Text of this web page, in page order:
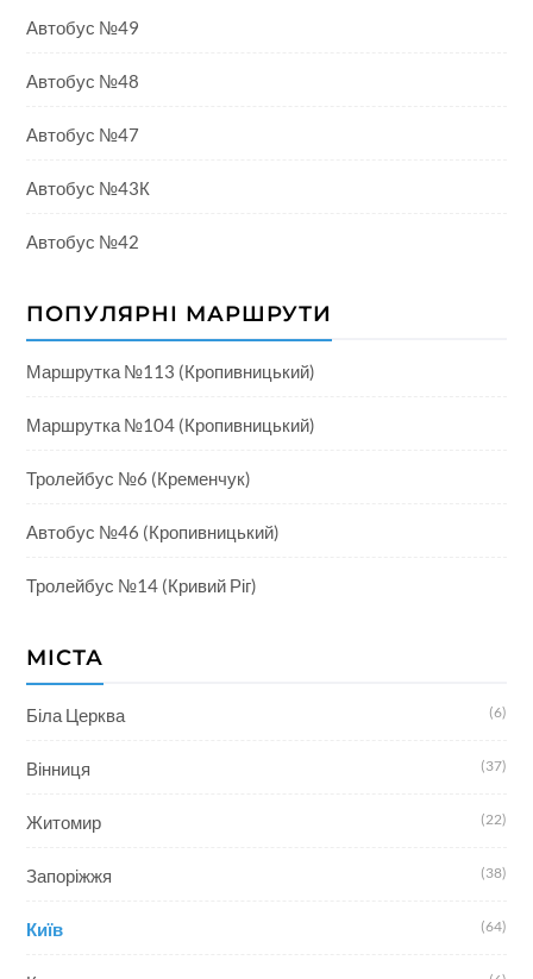
Автобус №49
Автобус №48
Автобус №47
Автобус №43К
Автобус №42
ПОПУЛЯРНІ МАРШРУТИ
Маршрутка №113 (Кропивницький)
Маршрутка №104 (Кропивницький)
Тролейбус №6 (Кременчук)
Автобус №46 (Кропивницький)
Тролейбус №14 (Кривий Ріг)
МІСТА
Біла Церква (6)
Вінниця (37)
Житомир (22)
Запоріжжя (38)
Київ (64)